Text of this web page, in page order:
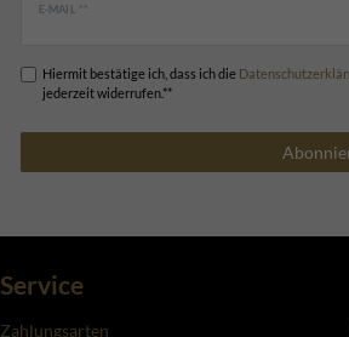
E-MAIL **
Hiermit bestätige ich, dass ich die
jederzeit widerrufen.**
Service
Zahlungsarten